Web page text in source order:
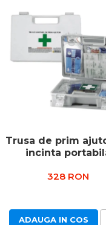
Trusa de prim
incinta
328 RON
ADAUGA IN COS